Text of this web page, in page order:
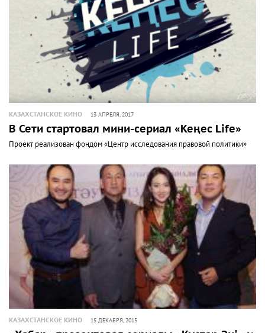
КАЗАХСТАНСКОЕ КИНО 13 АПРЕЛЯ, 2017
В Сети стартовал мини-сериал «Кеңес Life»
Проект реализован фондом «Центр исследования правовой политики»
КАЗАХСТАНСКОЕ КИНО 15 ДЕКАБРЯ, 2015